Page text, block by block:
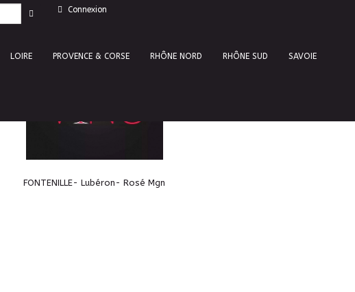
Connexion
LOIRE PROVENCE & CORSE RHÔNE NORD RHÔNE SUD SAVOIE
FONTENILLE- Lubéron- Rosé Mgn